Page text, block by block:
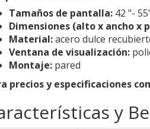
Tamaños de pantalla: 42 "-
Dimensiones (alto x ancho
Material:acero dulce
Ventana de visualización:
Montaje: pared
precios y especificaciones
y